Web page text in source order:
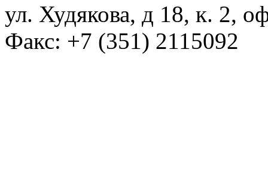
ул. Худякова, д 18, к. 2,
Факс: +7 (351) 2115092